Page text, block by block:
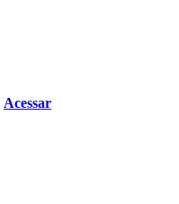
Acessar